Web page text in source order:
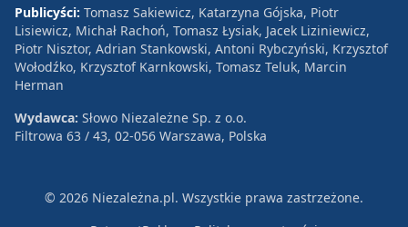
Publicyści: Tomasz Sakiewicz, Katarzyna Gójska, Piotr
Lisiewicz, Michał Rachoń, Tomasz Łysiak, Jacek Liziniewicz,
Piotr Nisztor, Adrian Stankowski, Antoni Rybczyński, Krzysztof
Wołodźko, Krzysztof Karnkowski, Tomasz Teluk, Marcin
Herman
Wydawca: Słowo Niezależne Sp. z o.o.
Filtrowa 63 / 43, 02-056 Warszawa, Polska
© 2026 Niezależna.pl. Wszystkie prawa zastrzeżone.